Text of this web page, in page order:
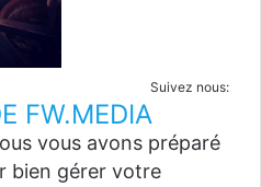
Suivez nous:
FW.MEDIA
vous avons préparé
bien gérer votre